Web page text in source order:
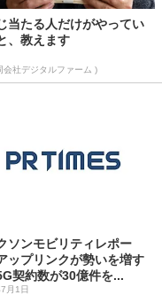
当たる人だけがやってい
、教えます
会社デジタルファーム )
ソンモビリティレポー
ップリンクが勢いを増す
契約数が30億件を...
月1日